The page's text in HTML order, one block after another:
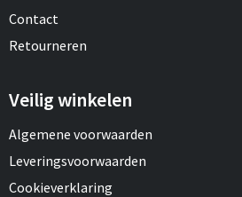
Contact
Retourneren
Veilig winkelen
Algemene voorwaarden
Leveringsvoorwaarden
Cookieverklaring